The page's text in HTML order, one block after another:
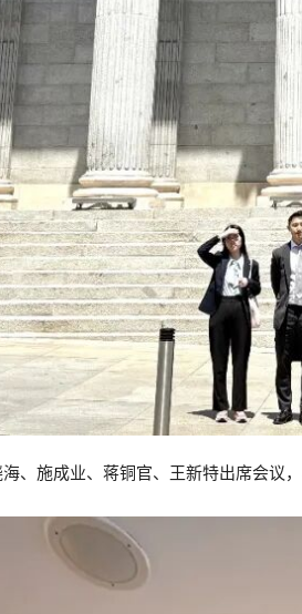
、施成业、蒋铜官、王新特出席会议